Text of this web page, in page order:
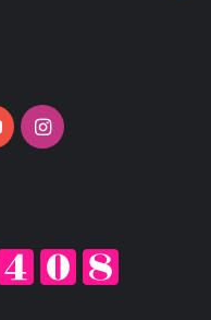
YouTubeInstagram